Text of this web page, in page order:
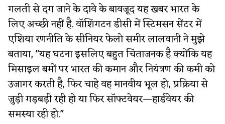
गलती से दग जाने के दावे के बावजूद यह खबर भारत के
लिए अच्छी नहीं है. वॉशिंगटन डीसी में स्टिमसन सेंटर में
एशिया रणनीति के सीनियर फेलो समीर लालवानी ने मुझे
बताया, "यह घटना इसलिए बहुत चिंताजनक है क्योंकि यह
मिसाइल बमों पर भारत की कमान और नियंत्रण की कमी को
उजागर करती है, फिर चाहे वह मानवीय भूल हो, प्रक्रिया से
जुड़ी गड़बड़ी रही हो या फिर सॉफ्टवेयर—हार्डवेयर की
समस्या रही हो."